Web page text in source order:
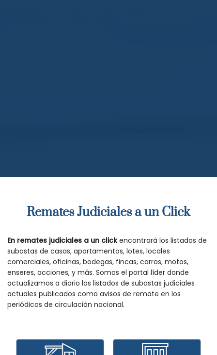
Remates Judiciales a un Click
En remates judiciales a un clickencontrará los listados de
subastas de casas, apartamentos, lotes, locales
comerciales, oficinas, bodegas, fincas, carros, motos,
enseres, acciones, y más. Somos el portal líder donde
actualizamos a diario los listados de subastas judiciales
actuales publicados como avisos de remate en los
periódicos de circulación nacional.